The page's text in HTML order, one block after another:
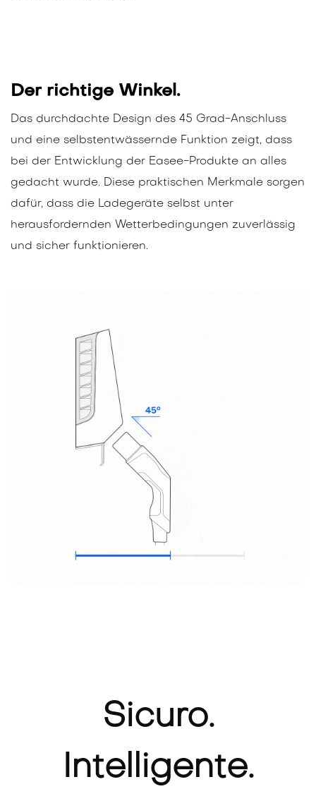
Der richtige Winkel.
Das durchdachte Design des 45 Grad-Anschluss
und eine selbstentwässernde Funktion zeigt, dass
bei der Entwicklung der Easee-Produkte an alles
gedacht wurde. Diese praktischen Merkmale sorgen
dafür, dass die Ladegeräte selbst unter
herausfordernden Wetterbedingungen zuverlässig
und sicher funktionieren.
Sicuro.
Intelligente.